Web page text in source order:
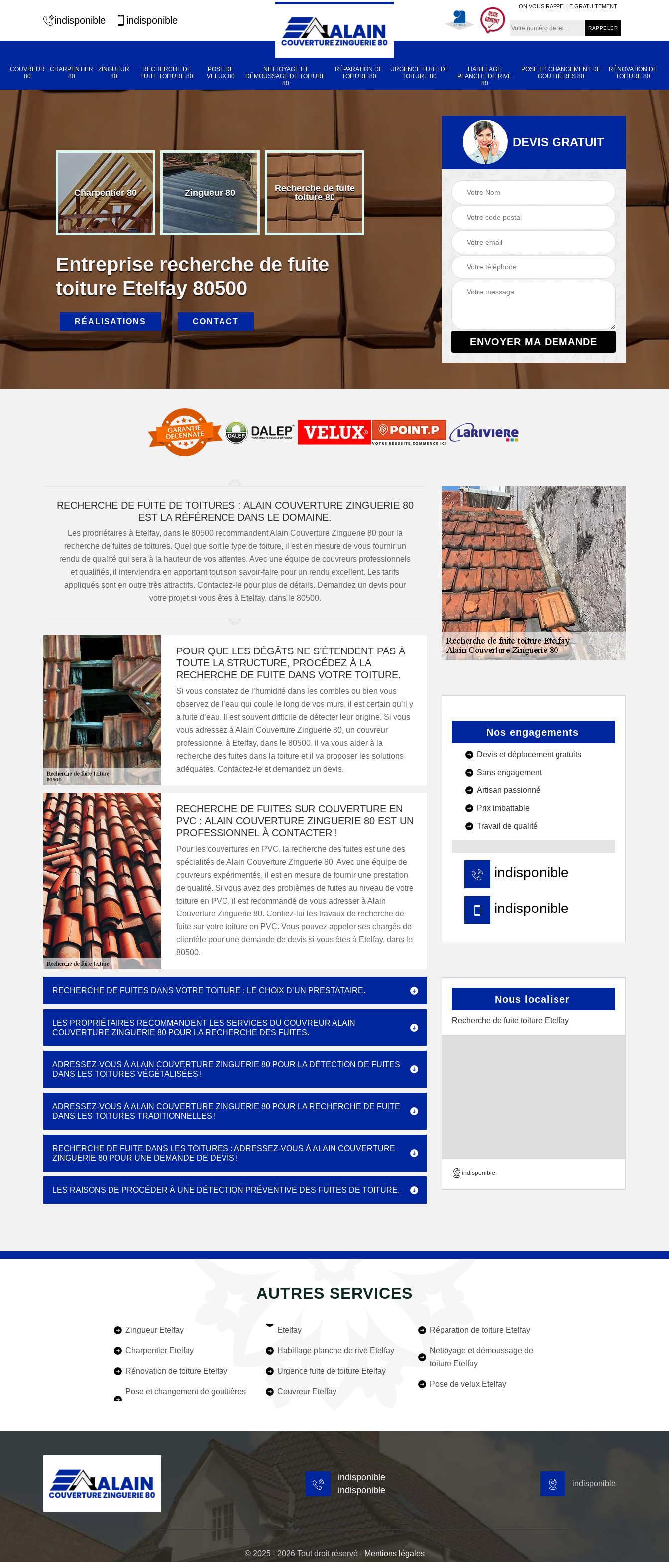
indisponible indisponible
ON VOUS RAPPELLE GRATUITEMENT
COUVREUR
80
CHARPENTIER
80
ZINGUEUR
80
RECHERCHE DE
FUITE TOITURE 80
POSE DE
VELUX 80
NETTOYAGE ET
DÉMOUSSAGE DE TOITURE
80
RÉPARATION DE
TOITURE 80
URGENCE FUITE DE
TOITURE 80
HABILLAGE
PLANCHE DE RIVE
80
POSE ET CHANGEMENT DE
GOUTTIÈRES 80
RÉNOVATION DE
TOITURE 80
80 Charpentier 80 Zingueur 80
Recherche de fuite
toiture 80
Pose de velux 80
Nettoyage et
démoussage de
toiture 80
Réparation de
toiture 80
Entreprise recherche de fuite
toiture Etelfay 80500
RÉALISATIONS CONTACT
DEVIS GRATUIT
RECHERCHE DE FUITE DE TOITURES : ALAIN COUVERTURE ZINGUERIE 80
EST LA RÉFÉRENCE DANS LE DOMAINE.
Les propriétaires à Etelfay, dans le 80500 recommandent Alain Couverture Zinguerie 80 pour la
recherche de fuites de toitures. Quel que soit le type de toiture, il est en mesure de vous fournir un
rendu de qualité qui sera à la hauteur de vos attentes. Avec une équipe de couvreurs professionnels
et qualifiés, il interviendra en apportant tout son savoir-faire pour un rendu excellent. Les tarifs
appliqués sont en outre très attractifs. Contactez-le pour plus de détails. Demandez un devis pour
votre projet.si vous êtes à Etelfay, dans le 80500.
POUR QUE LES DÉGÂTS NE S’ÉTENDENT PAS À
TOUTE LA STRUCTURE, PROCÉDEZ À LA
RECHERCHE DE FUITE DANS VOTRE TOITURE.
Si vous constatez de l’humidité dans les combles ou bien vous
observez de l’eau qui coule le long de vos murs, il est certain qu’il y
a fuite d’eau. Il est souvent difficile de détecter leur origine. Si vous
vous adressez à Alain Couverture Zinguerie 80, un couvreur
professionnel à Etelfay, dans le 80500, il va vous aider à la
recherche des fuites dans la toiture et il va proposer les solutions
adéquates. Contactez-le et demandez un devis.
RECHERCHE DE FUITES SUR COUVERTURE EN
PVC : ALAIN COUVERTURE ZINGUERIE 80 EST UN
PROFESSIONNEL À CONTACTER !
Pour les couvertures en PVC, la recherche des fuites est une des
spécialités de Alain Couverture Zinguerie 80. Avec une équipe de
couvreurs expérimentés, il est en mesure de fournir une prestation
de qualité. Si vous avez des problèmes de fuites au niveau de votre
toiture en PVC, il est recommandé de vous adresser à Alain
Couverture Zinguerie 80. Confiez-lui les travaux de recherche de
fuite sur votre toiture en PVC. Vous pouvez appeler ses chargés de
clientèle pour une demande de devis si vous êtes à Etelfay, dans le
80500.
RECHERCHE DE FUITES DANS VOTRE TOITURE : LE CHOIX D’UN PRESTATAIRE.
LES PROPRIÉTAIRES RECOMMANDENT LES SERVICES DU COUVREUR ALAIN
COUVERTURE ZINGUERIE 80 POUR LA RECHERCHE DES FUITES.
ADRESSEZ-VOUS À ALAIN COUVERTURE ZINGUERIE 80 POUR LA DÉTECTION DE FUITES
DANS LES TOITURES VÉGÉTALISÉES !
ADRESSEZ-VOUS À ALAIN COUVERTURE ZINGUERIE 80 POUR LA RECHERCHE DE FUITE
DANS LES TOITURES TRADITIONNELLES !
RECHERCHE DE FUITE DANS LES TOITURES : ADRESSEZ-VOUS À ALAIN COUVERTURE
ZINGUERIE 80 POUR UNE DEMANDE DE DEVIS !
LES RAISONS DE PROCÉDER À UNE DÉTECTION PRÉVENTIVE DES FUITES DE TOITURE.
Nos engagements
Devis et déplacement gratuits
Sans engagement
Artisan passionné
Prix imbattable
Travail de qualité
indisponible
indisponible
Nous localiser
Recherche de fuite toiture Etelfay
indisponible
AUTRES SERVICES
Zingueur Etelfay
Charpentier Etelfay
Rénovation de toiture Etelfay
Pose et changement de gouttières
Etelfay
Habillage planche de rive Etelfay
Urgence fuite de toiture Etelfay
Couvreur Etelfay
Réparation de toiture Etelfay
Nettoyage et démoussage de
toiture Etelfay
Pose de velux Etelfay
indisponible
indisponible
indisponible
© 2025 - 2026 Tout droit réservé - Mentions légales